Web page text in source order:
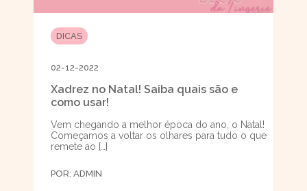
DICAS
02-12-2022
Xadrez no Natal! Saiba quais são e
como usar!
Vem chegando a melhor época do ano, o Natal!
Começamos a voltar os olhares para tudo o que
remete ao […]
POR: ADMIN